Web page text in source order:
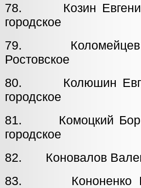
78. Козин
городское
79.
Ростовское
80. Колюшин
городское
81. Комоцкий
городское
82. Коновалов
83. Кононенко